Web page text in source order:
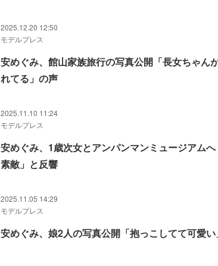
2025.12.20 12:50
モデルプレス
安めぐみ、館山家族旅行の写真公開「長女ちゃん
れてる」の声
2025.11.10 11:24
モデルプレス
安めぐみ、1歳次女とアンパンマンミュージアム
素敵」と反響
2025.11.05 14:29
モデルプレス
安めぐみ、娘2人の写真公開「抱っこしてて可愛い